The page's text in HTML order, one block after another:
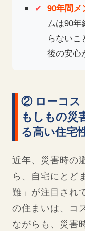
✔ 90年間メ
ムは90
らない
後の安心
② ローコス
もしもの災
る高い住宅
近年、災害時の
ら、自宅にとど
難」が注目され
の住まいは、コ
ながらも、災害